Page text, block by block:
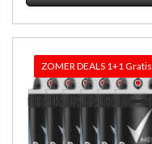
ZOMER DEALS 1+1 Gratis